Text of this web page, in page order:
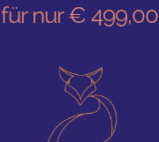
für nur € 499,00